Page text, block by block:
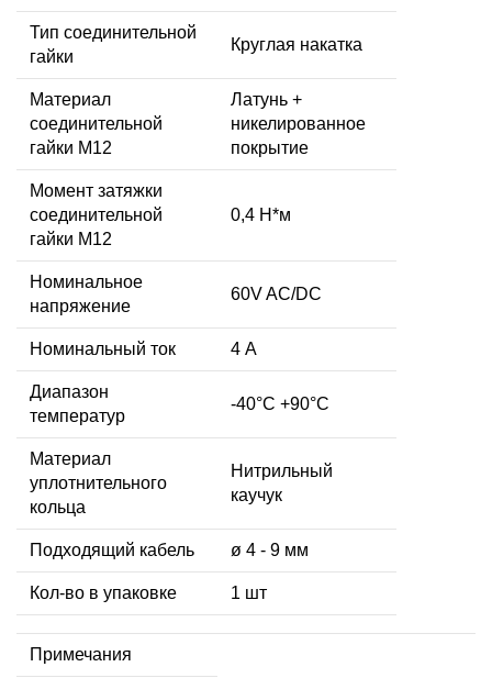
Тип соединительной
гайки
Круглая накатка
Материал
соединительной
гайки M12
Латунь +
никелированное
покрытие
Момент затяжки
соединительной
гайки M12
0,4 Н*м
Номинальное
напряжение
60V AC/DC
Номинальный ток 4 А
Диапазон
температур
-40°C +90°C
Материал
уплотнительного
кольца
Нитрильный
каучук
Подходящий кабель ø 4 - 9 мм
Кол-во в упаковке 1 шт
Примечания